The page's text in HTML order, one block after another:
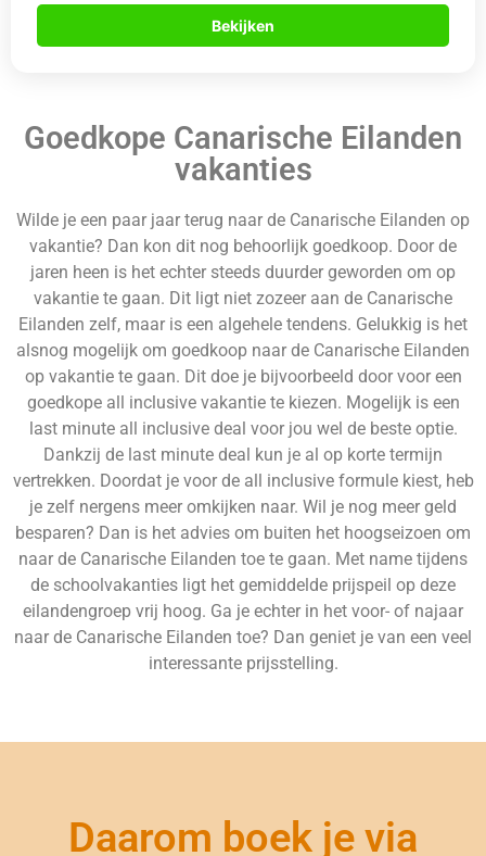
Bekijken
Goedkope Canarische Eilanden
vakanties
Wilde je een paar jaar terug naar de Canarische Eilanden op
vakantie? Dan kon dit nog behoorlijk goedkoop. Door de
jaren heen is het echter steeds duurder geworden om op
vakantie te gaan. Dit ligt niet zozeer aan de Canarische
Eilanden zelf, maar is een algehele tendens. Gelukkig is het
alsnog mogelijk om goedkoop naar de Canarische Eilanden
op vakantie te gaan. Dit doe je bijvoorbeeld door voor een
goedkope all inclusive vakantie te kiezen. Mogelijk is een
last minute all inclusive deal voor jou wel de beste optie.
Dankzij de last minute deal kun je al op korte termijn
vertrekken. Doordat je voor de all inclusive formule kiest, heb
je zelf nergens meer omkijken naar. Wil je nog meer geld
besparen? Dan is het advies om buiten het hoogseizoen om
naar de Canarische Eilanden toe te gaan. Met name tijdens
de schoolvakanties ligt het gemiddelde prijspeil op deze
eilandengroep vrij hoog. Ga je echter in het voor- of najaar
naar de Canarische Eilanden toe? Dan geniet je van een veel
interessante prijsstelling.
Daarom boek je via